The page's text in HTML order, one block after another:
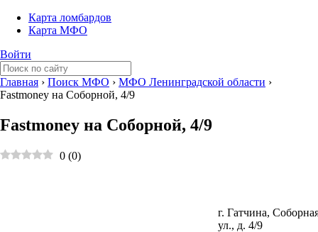
Карта ломбардов
Карта МФО
Войти
Главная › Поиск МФО › МФО Ленинградской области ›
Fastmoney на Соборной, 4/9
Fastmoney на Соборной, 4/9
0 (0)
г. Гатчина,
ул., д. 4/9